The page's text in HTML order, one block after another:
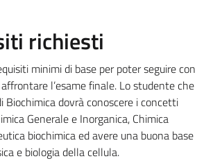
richiesti
minimi di base per poter seguire con
l’esame finale. Lo studente che
Biochimica dovrà conoscere i concetti
Generale e Inorganica, Chimica
biochimica ed avere una buona base
e biologia della cellula.